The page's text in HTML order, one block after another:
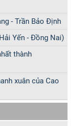
- Trần Bảo Định
Yến - Đồng Nai)
thành
xuân của Cao